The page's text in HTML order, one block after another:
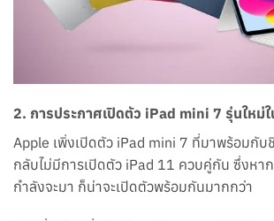
2. การประกาศเปิดตัว iPad mini 7 รุ่นใหม่
Apple เพิ่งเปิดตัว iPad mini 7 ที่มาพร้อมกับ
กลับไม่มีการเปิดตัว iPad 11 ควบคู่กัน ซึ่งหา
กำลังจะมา ก็น่าจะเปิดตัวพร้อมกันมากกว่า